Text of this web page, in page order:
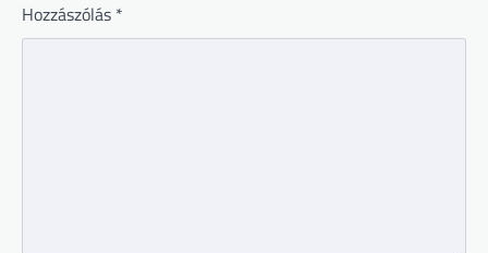
Hozzászólás *